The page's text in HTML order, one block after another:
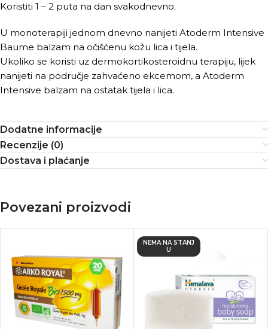
Koristiti 1 – 2 puta na dan svakodnevno.
U monoterapiji jednom dnevno nanijeti Atoderm Intensive
Baume balzam na očišćenu kožu lica i tijela.
Ukoliko se koristi uz dermokortikosteroidnu terapiju, lijek
nanijeti na područje zahvaćeno ekcemom, a Atoderm
Intensive balzam na ostatak tijela i lica.
Dodatne informacije
Recenzije (0)
Dostava i plaćanje
Povezani proizvodi
NEMA NA STANJ
U